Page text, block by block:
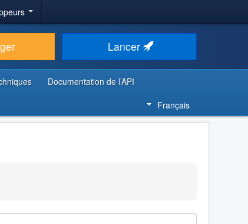
Lancer
Documentation de l’API
Français